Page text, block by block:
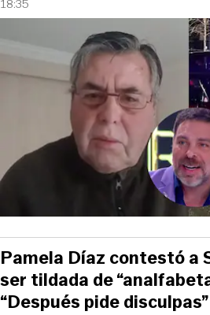
18:35
Pamela Díaz contestó a
ser tildada de
“Después pide disculpas”